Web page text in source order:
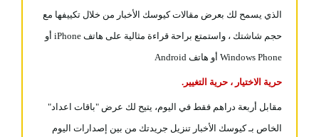
الذي يسمح لك بعرض مقالات كيوسك الأخبار من خلال تكييفها مع
حجم شاشتك ، واستمتع براحة قراءة مثالية على هاتف iPhone أو
Windows Phone أو هاتف Android
حرية الاختيار ، حرية التغيير.
مقابل أربعة دراهم فقط في اليوم، يتيح لك عرض "باقات اعداد"
الخاص بـ كيوسك الأخبار تنزيل جريدتك من بين إصدارات اليوم